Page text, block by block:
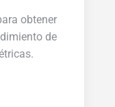
obtener
de